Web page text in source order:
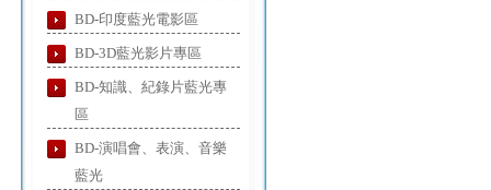
BD-印度藍光電影區
BD-3D藍光影片專區
BD-知識、紀錄片藍光專
區
BD-演唱會、表演、音樂
藍光